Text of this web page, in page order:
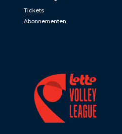
Tickets
Abonnementen